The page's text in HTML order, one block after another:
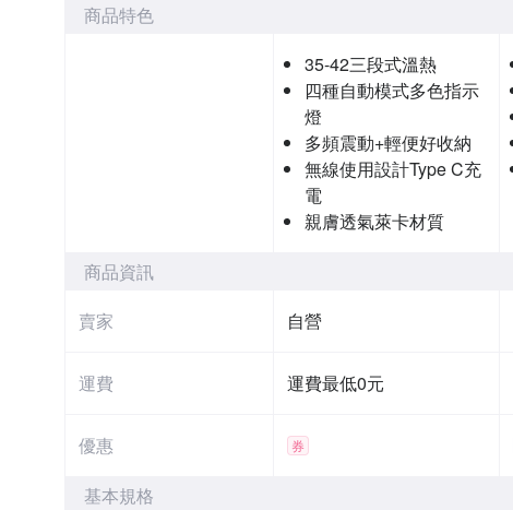
商品特色
35-42三段式溫熱
四種自動模式多色指示
燈
多頻震動+輕便好收納
無線使用設計Type C充
電
親膚透氣萊卡材質
商品資訊
賣家
自營
運費 運費最低0元
優惠 券
基本規格